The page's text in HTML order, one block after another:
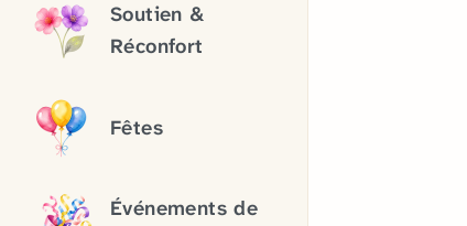
Soutien &
Réconfort
Fêtes
Événements de